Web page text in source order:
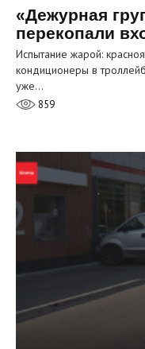
«Дежурная
перекопали
Испытание жарой:
кондиционеры в
уже…
859